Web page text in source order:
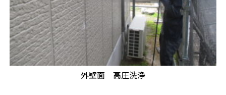
外壁面 高圧洗浄